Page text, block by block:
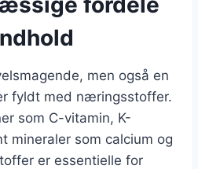
men også en
fyldt med næringsstoffer.
som C-vitamin, K-
mineraler som calcium og
er essentielle for